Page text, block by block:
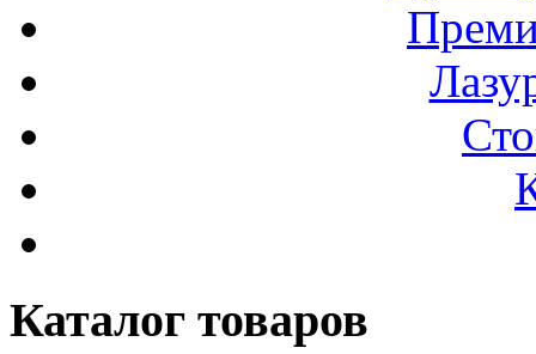
Каталог товаров